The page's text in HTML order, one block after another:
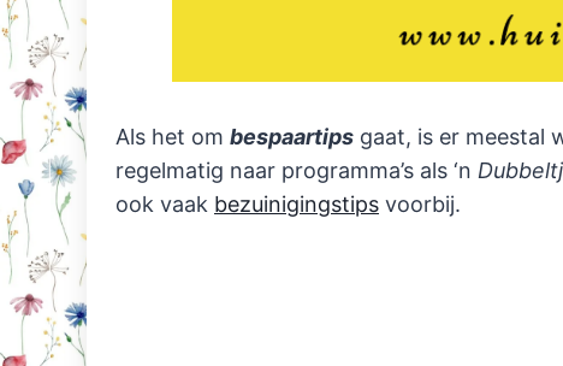
Als het om bespaartips gaat, is er meestal
regelmatig naar programma’s als ‘n
ook vaak bezuinigingstips voorbij.